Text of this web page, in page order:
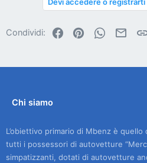
Devi accedere o
Condividi: FacebookPinterest
Chi siamo
L’obiettivo primario di Mbenz è
tutti i possessori di autovetture
simpatizzanti, dotati di autovetture